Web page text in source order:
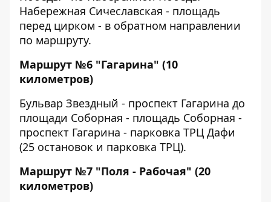
Набережная Сичеславская - площадь
перед цирком - в обратном направлении
по маршруту.
Маршрут №6 "Гагарина" (10
километров)
Бульвар Звездный - проспект Гагарина до
площади Соборная - площадь Соборная -
проспект Гагарина - парковка ТРЦ Дафи
(25 остановок и парковка ТРЦ).
Маршрут №7 "Поля - Рабочая" (20
километров)